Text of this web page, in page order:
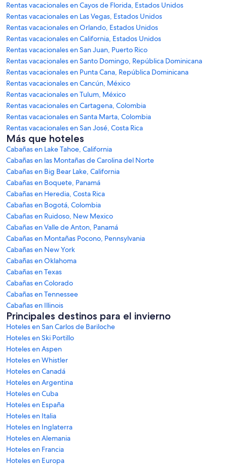
Rentas vacacionales en Cayos de Florida, Estados Unidos
Rentas vacacionales en Las Vegas, Estados Unidos
Rentas vacacionales en Orlando, Estados Unidos
Rentas vacacionales en California, Estados Unidos
Rentas vacacionales en San Juan, Puerto Rico
Rentas vacacionales en Santo Domingo, República Dominicana
Rentas vacacionales en Punta Cana, República Dominicana
Rentas vacacionales en Cancún, México
Rentas vacacionales en Tulum, México
Rentas vacacionales en Cartagena, Colombia
Rentas vacacionales en Santa Marta, Colombia
Rentas vacacionales en San José, Costa Rica
Más que hoteles
Cabañas en Lake Tahoe, California
Cabañas en las Montañas de Carolina del Norte
Cabañas en Big Bear Lake, California
Cabañas en Boquete, Panamá
Cabañas en Heredia, Costa Rica
Cabañas en Bogotá, Colombia
Cabañas en Ruidoso, New Mexico
Cabañas en Valle de Anton, Panamá
Cabañas en Montañas Pocono, Pennsylvania
Cabañas en New York
Cabañas en Oklahoma
Cabañas en Texas
Cabañas en Colorado
Cabañas en Tennessee
Cabañas en Illinois
Principales destinos para el invierno
Hoteles en San Carlos de Bariloche
Hoteles en Ski Portillo
Hoteles en Aspen
Hoteles en Whistler
Hoteles en Canadá
Hoteles en Argentina
Hoteles en Cuba
Hoteles en España
Hoteles en Italia
Hoteles en Inglaterra
Hoteles en Alemania
Hoteles en Francia
Hoteles en Europa